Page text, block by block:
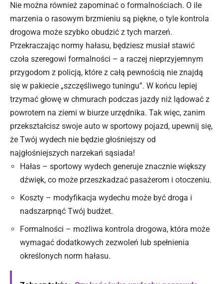
Nie można również zapominać o formalnościach. O ile
marzenia o rasowym brzmieniu są piękne, o tyle kontrola
drogowa może szybko obudzić z tych marzeń.
Przekraczając normy hałasu, będziesz musiał stawić
czoła szeregowi formalności – a raczej nieprzyjemnym
przygodom z policją, które z całą pewnością nie znajdą
się w pakiecie „szczęśliwego tuningu”. W końcu lepiej
trzymać głowę w chmurach podczas jazdy niż lądować z
powrotem na ziemi w biurze urzędnika. Tak więc, zanim
przekształcisz swoje auto w sportowy pojazd, upewnij się,
że Twój wydech nie będzie głośniejszy od
najgłośniejszych narzekań sąsiada!
Hałas – sportowy wydech generuje znacznie większy
dźwięk, co może przeszkadzać pasażerom i otoczeniu.
Koszty – modyfikacja wydechu może być droga i
nadszarpnąć Twój budżet.
Formalności – możliwa kontrola drogowa, która może
wymagać dodatkowych zezwoleń lub spełnienia
określonych norm hałasu.